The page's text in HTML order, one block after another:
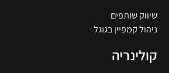
שיווק שותפים
ניהול קמפיין בגוגל
קולינריה